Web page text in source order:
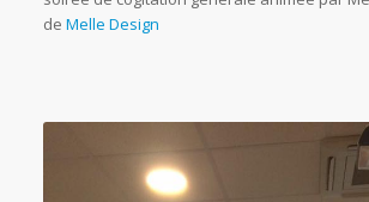
de Melle Design